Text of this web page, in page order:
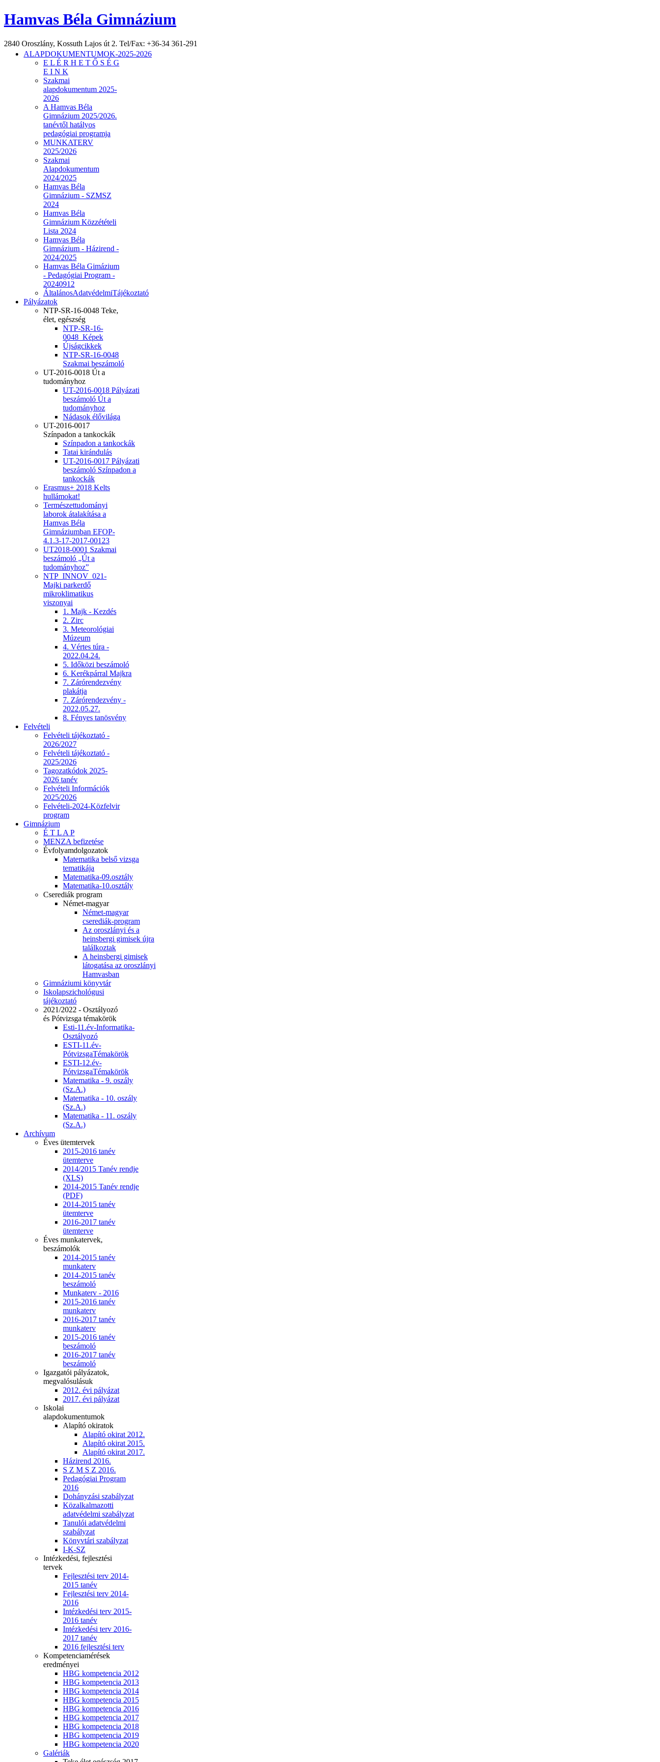
Hamvas Béla Gimnázium
2840 Oroszlány, Kossuth Lajos út 2. Tel/Fax: +36-34 361-291
ALAPDOKUMENTUMOK-2025-2026
E L É R H E T Ő S É G
E I N K
Szakmai
alapdokumentum 2025-
2026
A Hamvas Béla
Gimnázium 2025/2026.
tanévtől hatályos
pedagógiai programja
MUNKATERV
2025/2026
Szakmai
Alapdokumentum
2024/2025
Hamvas Béla
Gimnázium - SZMSZ
2024
Hamvas Béla
Gimnázium Közzétételi
Lista 2024
Hamvas Béla
Gimnázium - Házirend -
2024/2025
Hamvas Béla Gimázium
- Pedagógiai Program -
20240912
ÁltalánosAdatvédelmiTájékoztató
Pályázatok
NTP-SR-16-0048 Teke,
élet, egészség
NTP-SR-16-
0048_Képek
Újságcikkek
NTP-SR-16-0048
Szakmai beszámoló
UT-2016-0018 Út a
tudományhoz
UT-2016-0018 Pályázati
beszámoló Út a
tudományhoz
Nádasok élővilága
UT-2016-0017
Színpadon a tankockák
Színpadon a tankockák
Tatai kirándulás
UT-2016-0017 Pályázati
beszámoló Színpadon a
tankockák
Erasmus+ 2018 Kelts
hullámokat!
Természettudományi
laborok átalakítása a
Hamvas Béla
Gimnáziumban EFOP-
4.1.3-17-2017-00123
UT2018-0001 Szakmai
beszámoló „Út a
tudományhoz”
NTP_INNOV_021-
Majki parkerdő
mikroklimatikus
viszonyai
1. Majk - Kezdés
2. Zirc
3. Meteorológiai
Múzeum
4. Vértes túra -
2022.04.24.
5. Időközi beszámoló
6. Kerékpárral Majkra
7. Zárórendezvény
plakátja
7. Zárórendezvény -
2022.05.27.
8. Fényes tanösvény
Felvételi
Felvételi tájékoztató -
2026/2027
Felvételi tájékoztató -
2025/2026
Tagozatkódok 2025-
2026 tanév
Felvételi Információk
2025/2026
Felvételi-2024-Közfelvir
program
Gimnázium
É T L A P
MENZA befizetése
Évfolyamdolgozatok
Matematika belső vizsga
tematikája
Matematika-09.osztály
Matematika-10.osztály
Cserediák program
Német-magyar
Német-magyar
cserediák-program
Az oroszlányi és a
heinsbergi gimisek újra
találkoztak
A heinsbergi gimisek
látogatása az oroszlányi
Hamvasban
Gimnáziumi könyvtár
Iskolapszichológusi
tájékoztató
2021/2022 - Osztályozó
és Pótvizsga témakörök
Esti-11.év-Informatika-
Osztályozó
ESTI-11.év-
PótvizsgaTémakörök
ESTI-12.év-
PótvizsgaTémakörök
Matematika - 9. oszály
(Sz.A.)
Matematika - 10. oszály
(Sz.A.)
Matematika - 11. oszály
(Sz.A.)
Archívum
Éves ütemtervek
2015-2016 tanév
ütemterve
2014/2015 Tanév rendje
(XLS)
2014-2015 Tanév rendje
(PDF)
2014-2015 tanév
ütemterve
2016-2017 tanév
ütemterve
Éves munkatervek,
beszámolók
2014-2015 tanév
munkaterv
2014-2015 tanév
beszámoló
Munkaterv - 2016
2015-2016 tanév
munkaterv
2016-2017 tanév
munkaterv
2015-2016 tanév
beszámoló
2016-2017 tanév
beszámoló
Igazgatói pályázatok,
megvalósulásuk
2012. évi pályázat
2017. évi pályázat
Iskolai
alapdokumentumok
Alapító okiratok
Alapító okirat 2012.
Alapító okirat 2015.
Alapító okirat 2017.
Házirend 2016.
S Z M S Z 2016.
Pedagógiai Program
2016
Dohányzási szabályzat
Közalkalmazotti
adatvédelmi szabályzat
Tanulói adatvédelmi
szabályzat
Könyvtári szabályzat
I-K-SZ
Intézkedési, fejlesztési
tervek
Fejlesztési terv 2014-
2015 tanév
Fejlesztési terv 2014-
2016
Intézkedési terv 2015-
2016 tanév
Intézkedési terv 2016-
2017 tanév
2016 fejlesztési terv
Kompetenciamérések
eredményei
HBG kompetencia 2012
HBG kompetencia 2013
HBG kompetencia 2014
HBG kompetencia 2015
HBG kompetencia 2016
HBG kompetencia 2017
HBG kompetencia 2018
HBG kompetencia 2019
HBG kompetencia 2020
Galériák